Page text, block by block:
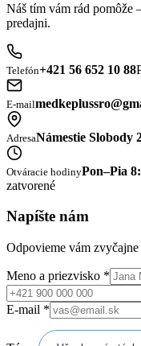
Náš tím vám rád
predajni.
Telefón+421 56 652 10 88
E-mail
AdresaNámestie Slobody
Otváracie hodinyPon–Pia
zatvorené
Napíšte nám
Odpovieme vám
Meno a priezvisko *
E-mail *